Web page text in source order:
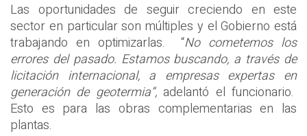
Las oportunidades de seguir creciendo en este
sector en particular son múltiples y el Gobierno está
trabajando en optimizarlas. “No cometemos los
errores del pasado. Estamos buscando, a través de
licitación internacional, a empresas expertas en
generación de geotermia”,adelantó el funcionario.
Esto es para las obras complementarias en las
plantas.